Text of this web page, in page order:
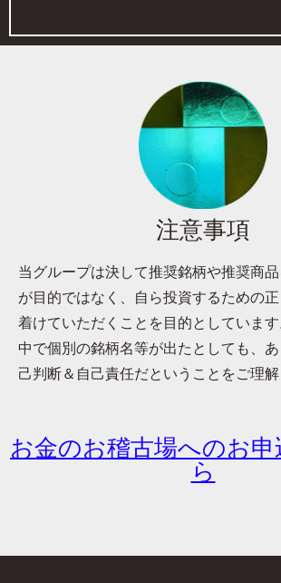
注意事項
当グループは決して推奨銘柄や推奨商
が目的ではなく、自ら投資するための
着けていただくことを目的としていま
中で個別の銘柄名等が出たとしても、
己判断＆自己責任だということをご理解
お金のお稽古場へのお
ら